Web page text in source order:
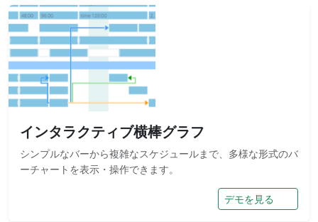
インタラクティブ横棒グラフ
シンプルなバーから複雑なスケジュールまで、多様な形式のバ
ーチャートを表示・操作できます。
デモを見る